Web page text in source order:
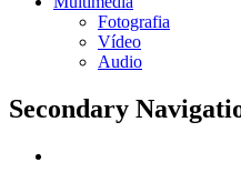
Fotografia
Vídeo
Audio
Secondary